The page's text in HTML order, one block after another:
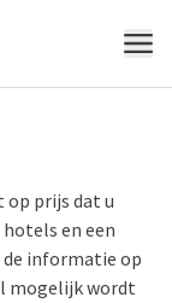
MENU
op prijs dat u
en een
de informatie op
mogelijk wordt